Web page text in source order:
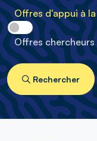
Offres d'appui à
Offres chercheurs
Rechercher